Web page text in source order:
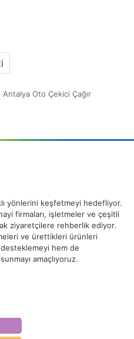
Antalya Oto Çekici Çağır
yönlerini keşfetmeyi hedefliyor.
firmaları, işletmeler ve çeşitli
ziyaretçilere rehberlik ediyor.
ve ürettikleri ürünleri
desteklemeyi hem de
amaçlıyoruz.